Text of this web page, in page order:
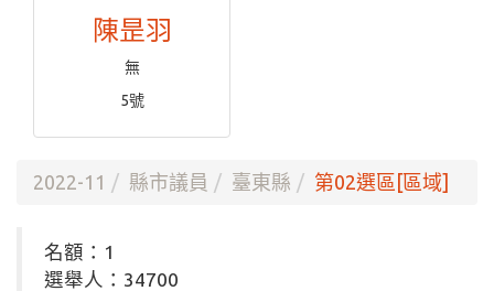
陳昰羽
無
5號
2022-11 縣市議員 臺東縣 第02選區[區域]
名額：1
選舉人：34700